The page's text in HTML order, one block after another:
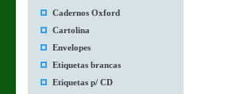
Cadernos Oxford
Cartolina
Envelopes
Etiquetas brancas
Etiquetas p/ CD